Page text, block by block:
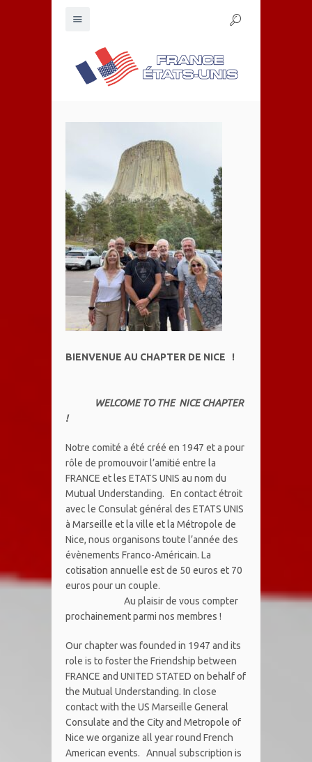
BIENVENUE AU CHAPTER DE NICE !
WELCOME TO THE NICE CHAPTER
!
Notre comité a été créé en 1947 et a pour
rôle de promouvoir l’amitié entre la
FRANCE et les ETATS UNIS au nom du
Mutual Understanding. En contact étroit
avec le Consulat général des ETATS UNIS
à Marseille et la ville et la Métropole de
Nice, nous organisons toute l’année des
évènements Franco-Américain. La
cotisation annuelle est de 50 euros et 70
euros pour un couple.
Au plaisir de vous compter
prochainement parmi nos membres !
Our chapter was founded in 1947 and its
role is to foster the Friendship between
FRANCE and UNITED STATED on behalf of
the Mutual Understanding. In close
contact with the US Marseille General
Consulate and the City and Metropole of
Nice we organize all year round French
American events. Annual subscription is